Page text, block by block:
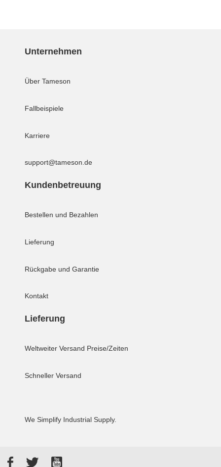
Unternehmen
Über Tameson
Fallbeispiele
Karriere
support@tameson.de
Kundenbetreuung
Bestellen und Bezahlen
Lieferung
Rückgabe und Garantie
Kontakt
Lieferung
Weltweiter Versand Preise/Zeiten
Schneller Versand
We Simplify Industrial Supply.
FacebookTwitterYouTube